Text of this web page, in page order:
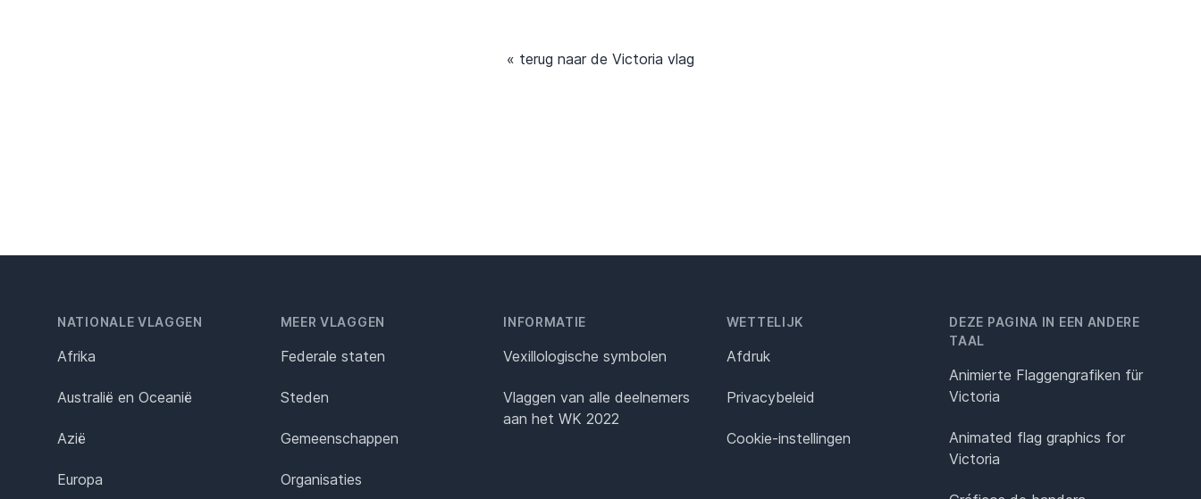
« terug naar de Victoria vlag
NATIONALE VLAGGEN
Afrika
Australië en Oceanië
Azië
Europa
MEER VLAGGEN
Federale staten
Steden
Gemeenschappen
Organisaties
INFORMATIE
Vexillologische symbolen
Vlaggen van alle deelnemers
aan het WK 2022
WETTELIJK
Afdruk
Privacybeleid
Cookie-instellingen
DEZE PAGINA IN EEN ANDERE
TAAL
Animierte Flaggengrafiken für
Victoria
Animated flag graphics for
Victoria